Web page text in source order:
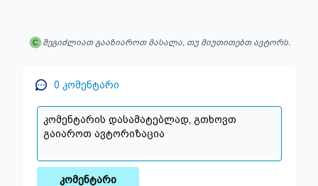
შეგიძლიათ გააზიაროთ მასალა, თუ მიუთითებთ ავტორს.
0 კომენტარი
კომენტარი